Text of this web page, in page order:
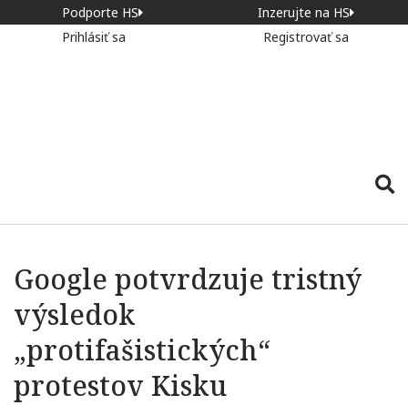
Podporte HS
Inzerujte na HS
Prihlásiť sa
Registrovať sa
Google potvrdzuje tristný
výsledok
„protifašistických“
protestov Kisku